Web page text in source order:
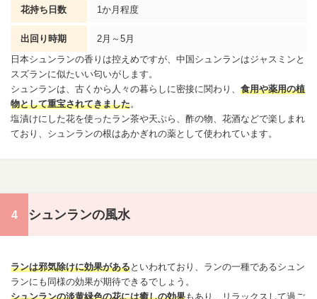
花持ち日数 1か月程度
出回り時期
2月～5月
日本シュンランの香りは控えめですが、中国シュンランはジャスミン と
スズランに似たいい匂いがします。
シュンランは、古くから人々の暮らしに密接に関わり、 食用や薬用の植
物として重宝されてきました。
塩漬けにした花を使ったラン茶や天ぷら、酢の物、花酒などで楽しまれ
ており、シュンランの根はあかぎれの薬として使われています。
シュンランの風水
ランは邪気除けに効果があるといわれており、ランの一種であるシュン
ランにも同様の効果が期待できるでしょう。
シュンランの淡黄緑色の花には癒しの効果もあり、リラックスして過ご